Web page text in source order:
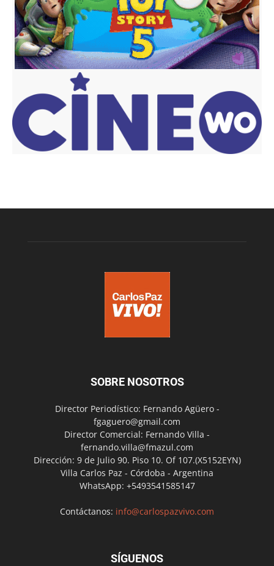
SOBRE NOSOTROS
Director Periodístico: Fernando Agüero -
fgaguero@gmail.com
Director Comercial: Fernando Villa -
fernando.villa@fmazul.com
Dirección: 9 de Julio 90. Piso 10. Of 107.(X5152EYN)
Villa Carlos Paz - Córdoba - Argentina
WhatsApp: +5493541585147
Contáctanos: info@carlospazvivo.com
SÍGUENOS